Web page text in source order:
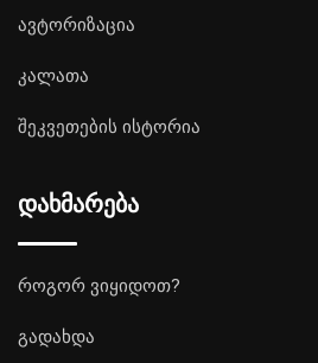
ავტორიზაცია
კალათა
შეკვეთების ისტორია
დახმარება
როგორ ვიყიდოთ?
გადახდა